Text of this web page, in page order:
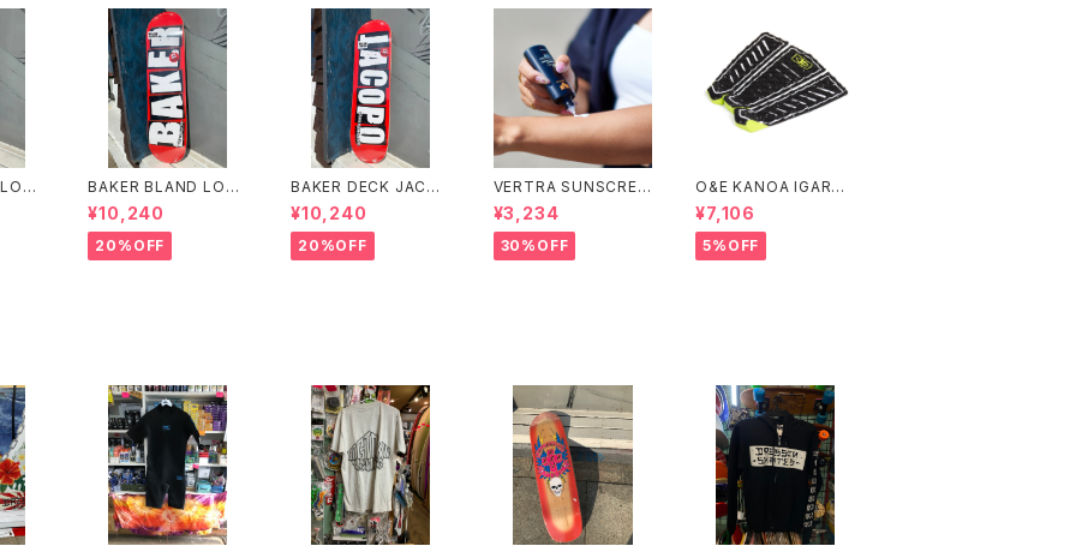
BAKER BLAND LOG
O PINK DECK 8.0 ベ
イカー ブランド ロ
ゴ デッキ ピンク 8
インチ スケートボード
¥10,240
20%OFF
BAKER DECK JACO
PO CAROZZI BRAN
D LOGO 8.25 ベイカ
ー デッキ ジェイコー
プ ブランド ロゴ ス
¥10,240
20%OFF
VERTRA SUNSCREE
N LOTION WHITE S
PF 44＃
¥3,234
30%OFF
O&E KANOA IGARAS
HI 3 PIECE BLACK/LI
ME｜PRO SERIES
¥7,106
5%OFF